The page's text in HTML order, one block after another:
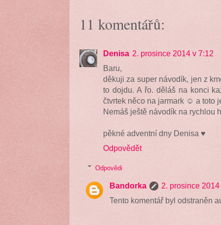
11 komentářů:
Denisa 2. prosince 2014 v 7:12
Baru,
děkuji za super návodík, jen z
to dojdu. A řo. děláš na konci
čtvrtek něco na jarmark ☺ a toto
Nemáš ještě návodík na rychlou
pěkné adventní dny Denisa ♥
Odpovědět
Odpovědi
Bandorka
2. prosince
Tento komentář byl odstraněn